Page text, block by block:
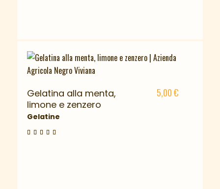
Gelatina alla menta,
limone e zenzero
Gelatine
5,00€